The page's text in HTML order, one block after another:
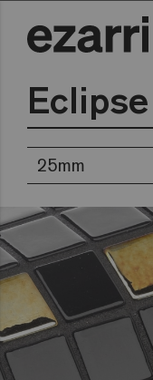
25mm